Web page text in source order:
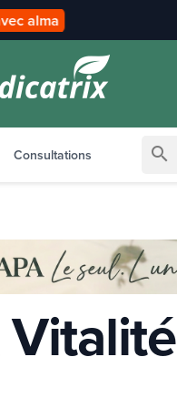
alma
Consultations search
Vitalité